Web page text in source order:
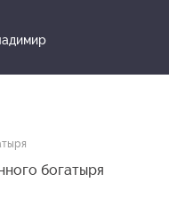
богатыря